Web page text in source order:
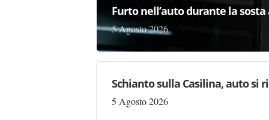
Furto nell’auto durante la
5 Agosto 2026
Schianto sulla Casilina, auto si
5 Agosto 2026